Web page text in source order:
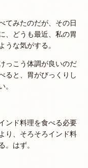
てみたのだが、その日
、どうも最近、私の胃
うな気がする。
っこう体調が良いのだ
ると、胃がびっくりし
。
ンド料理を食べる必要
り、そろそろインド料
。はず。